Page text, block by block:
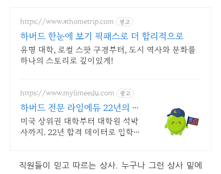
https://www.athometrip.com 광고
하버드 한눈에 보기 픽패스로 더 합리적으로
유명 대학, 로컬 스팟 구경부터, 도시 역사와 문화를
하나의 스토리로 깊이있게!
https://www.mylimeedu.com 광고
하버드 전문 라임에듀 22년의 미
국대학 합격데이터
미국 상위권 대학부터 대학원 석박
사까지. 22년 합격 데이터로 입학부
의 합격 로드맵
직원들이 믿고 따르는 상사. 누구나 그런 상사 밑에